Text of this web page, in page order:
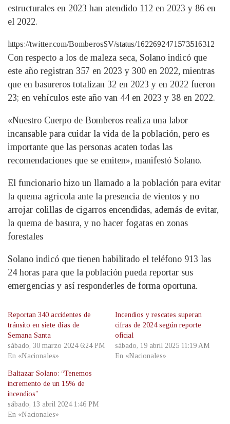
estructurales en 2023 han atendido 112 en 2023 y 86 en
el 2022.
https://twitter.com/BomberosSV/status/1622692471573516312
Con respecto a los de maleza seca, Solano indicó que
este año registran 357 en 2023 y 300 en 2022, mientras
que en basureros totalizan 32 en 2023 y en 2022 fueron
23; en vehículos este año van 44 en 2023 y 38 en 2022.
«Nuestro Cuerpo de Bomberos realiza una labor
incansable para cuidar la vida de la población, pero es
importante que las personas acaten todas las
recomendaciones que se emiten», manifestó Solano.
El funcionario hizo un llamado a la población para evitar
la quema agrícola ante la presencia de vientos y no
arrojar colillas de cigarros encendidas, además de evitar,
la quema de basura, y no hacer fogatas en zonas
forestales
Solano indicó que tienen habilitado el teléfono 913 las
24 horas para que la población pueda reportar sus
emergencias y así responderles de forma oportuna.
Reportan 340 accidentes de
tránsito en siete días de
Semana Santa
sábado, 30 marzo 2024 6:24 PM
En «Nacionales»
Incendios y rescates superan
cifras de 2024 según reporte
oficial
sábado, 19 abril 2025 11:19 AM
En «Nacionales»
Baltazar Solano: “Tenemos
incremento de un 15% de
incendios”
sábado, 13 abril 2024 1:46 PM
En «Nacionales»